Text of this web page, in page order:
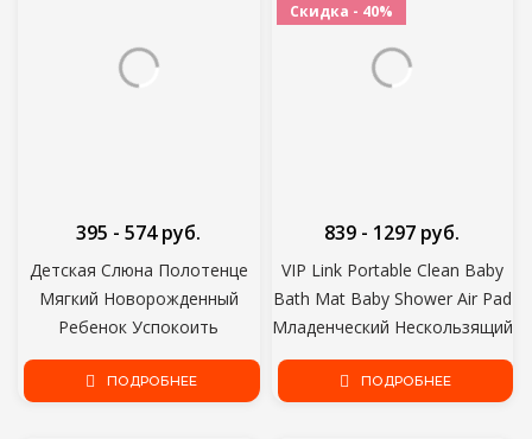
Детская Слюна Полотенце
Мягкий Новорожденный
Ребенок Успокоить
Успокоить Полотенце
Младенческой Милый
395 - 574 руб.
ПОДРОБНЕЕ
Скидка - 40%
VIP Link Portable Clean Baby
Bath Mat Baby Shower Air Pad
Младенческий Нескользящий
Коврик Для Ванны Newborn
Baby Safety Security Bath Seat
839 - 1297 руб.
ПОДРОБНЕЕ